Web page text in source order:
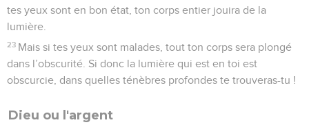
tes yeux sont en bon état, ton corps entier jouira de la
lumière.
23 Mais si tes yeux sont malades, tout ton corps sera plongé
dans l’obscurité. Si donc la lumière qui est en toi est
obscurcie, dans quelles ténèbres profondes te trouveras-tu !
Dieu ou l'argent